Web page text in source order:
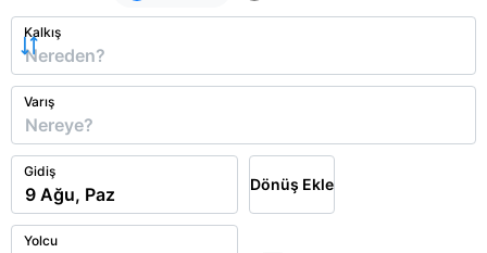
Kalkış
Varış
Gidiş
Dönüş Ekle
Yolcu